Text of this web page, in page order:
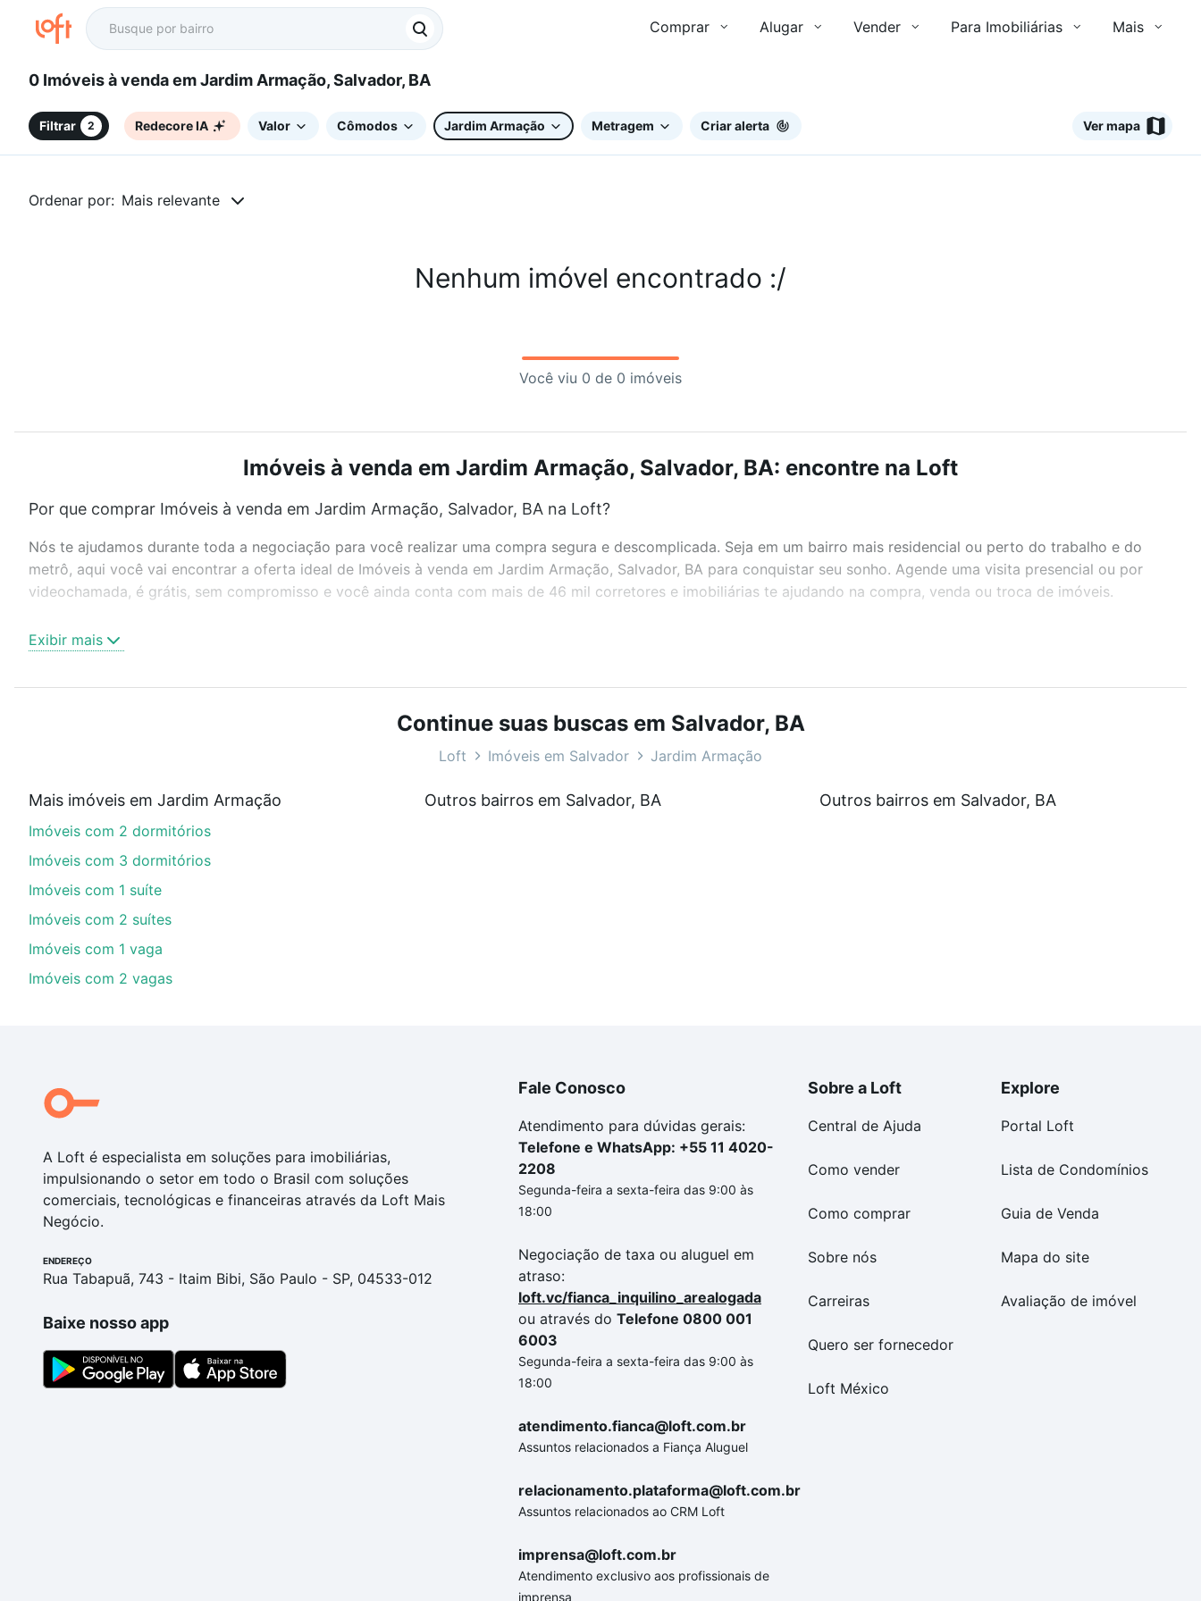
Comprar Alugar Vender Para Imobiliárias Mais
0 Imóveis à venda em Jardim Armação, Salvador, BA
Filtrar 2 Redecore IA Valor Cômodos Jardim Armação Metragem Criar alerta Ver mapa
Ordenar por: Mais relevante
Nenhum imóvel encontrado :/
Você viu 0 de 0 imóveis
Imóveis à venda em Jardim Armação, Salvador, BA: encontre na Loft
Por que comprar Imóveis à venda em Jardim Armação, Salvador, BA na Loft?
Nós te ajudamos durante toda a negociação para você realizar uma compra segura e descomplicada. Seja em um bairro mais residencial ou perto do trabalho e do
metrô, aqui você vai encontrar a oferta ideal de Imóveis à venda em Jardim Armação, Salvador, BA para conquistar seu sonho. Agende uma visita presencial ou por
videochamada, é grátis, sem compromisso e você ainda conta com mais de 46 mil corretores e imobiliárias te ajudando na compra, venda ou troca de imóveis.
ou sem vaga de garagem para combinar perfeitamente com o preço, metragem e comodidades, como piscina, academia, salão de festas ou área verde e encontrar
Imóveis à venda em Jardim Armação, Salvador, BA ideal para você na Loft.
Qual o preço de Imóveis à venda em Jardim Armação, Salvador, BA?
Aqui na Loft temos a oferta ideal para você, com Imóveis à venda em Jardim Armação, Salvador, BA que custam a partir de R$ 0 e com nossas opções de
financiamento imobiliário as parcelas podem se adequar ao seu orçamento. Se ainda tem alguma dúvida dos custos envolvidos no processo de compra, veja em nosso
portal quanto custa comprar um apartamento
Exibir mais
Continue suas buscas em Salvador, BA
Loft Imóveis em Salvador Jardim Armação
Mais imóveis em Jardim Armação
Imóveis com 2 dormitórios
Imóveis com 3 dormitórios
Imóveis com 1 suíte
Imóveis com 2 suítes
Imóveis com 1 vaga
Imóveis com 2 vagas
Outros bairros em Salvador, BA Outros bairros em Salvador, BA
A Loft é especialista em soluções para imobiliárias,
impulsionando o setor em todo o Brasil com soluções
comerciais, tecnológicas e financeiras através da Loft Mais
Negócio.
ENDEREÇO
Rua Tabapuã, 743 - Itaim Bibi, São Paulo - SP, 04533-012
Baixe nosso app
Fale Conosco
Atendimento para dúvidas gerais:
Telefone e WhatsApp: +55 11 4020-
2208
Segunda-feira a sexta-feira das 9:00 às
18:00
Negociação de taxa ou aluguel em
atraso:
loft.vc/fianca_inquilino_arealogada
ou através do Telefone 0800 001
6003
Segunda-feira a sexta-feira das 9:00 às
18:00
atendimento.fianca@loft.com.br
Assuntos relacionados a Fiança Aluguel
relacionamento.plataforma@loft.com.br
Assuntos relacionados ao CRM Loft
imprensa@loft.com.br
Atendimento exclusivo aos profissionais de
imprensa
Sobre a Loft
Central de Ajuda
Como vender
Como comprar
Sobre nós
Carreiras
Quero ser fornecedor
Loft México
Explore
Portal Loft
Lista de Condomínios
Guia de Venda
Mapa do site
Avaliação de imóvel